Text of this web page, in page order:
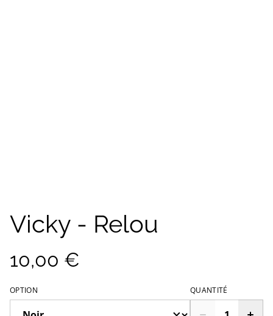
Vicky - Relou
10,00 €
OPTION QUANTITÉ